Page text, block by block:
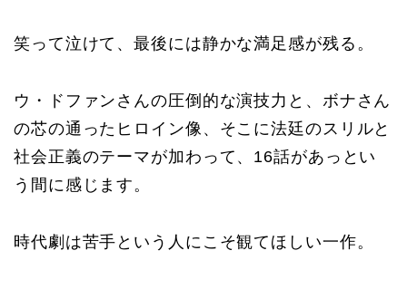
笑って泣けて、最後には静かな満足感が残る。
ウ・ドファンさんの圧倒的な演技力と、ボナさん
の芯の通ったヒロイン像、そこに法廷のスリルと
社会正義のテーマが加わって、16話があっとい
う間に感じます。
時代劇は苦手という人にこそ観てほしい一作。